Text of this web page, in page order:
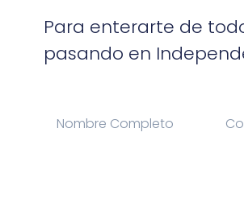
Para enterarte de
pasando en